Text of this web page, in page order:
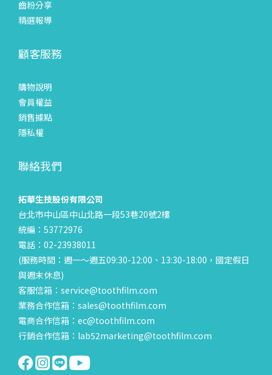
齒粉分享
精選報導
顧客服務
購物說明
會員權益
銷售據點
隱私權
聯絡我們
拓華生技股份有限公司
台北市中山區中山北路一段53巷20號2樓
統編：53772976
電話：02-23938011
(服務時間：週一～週五09:30-12:00、13:30-18:00，國定假日
與週末休息)
客服信箱：service@toothfilm.com
業務合作信箱：sales@toothfilm.com
電商合作信箱：ec@toothfilm.com
行銷合作信箱：lab52marketing@toothfilm.com